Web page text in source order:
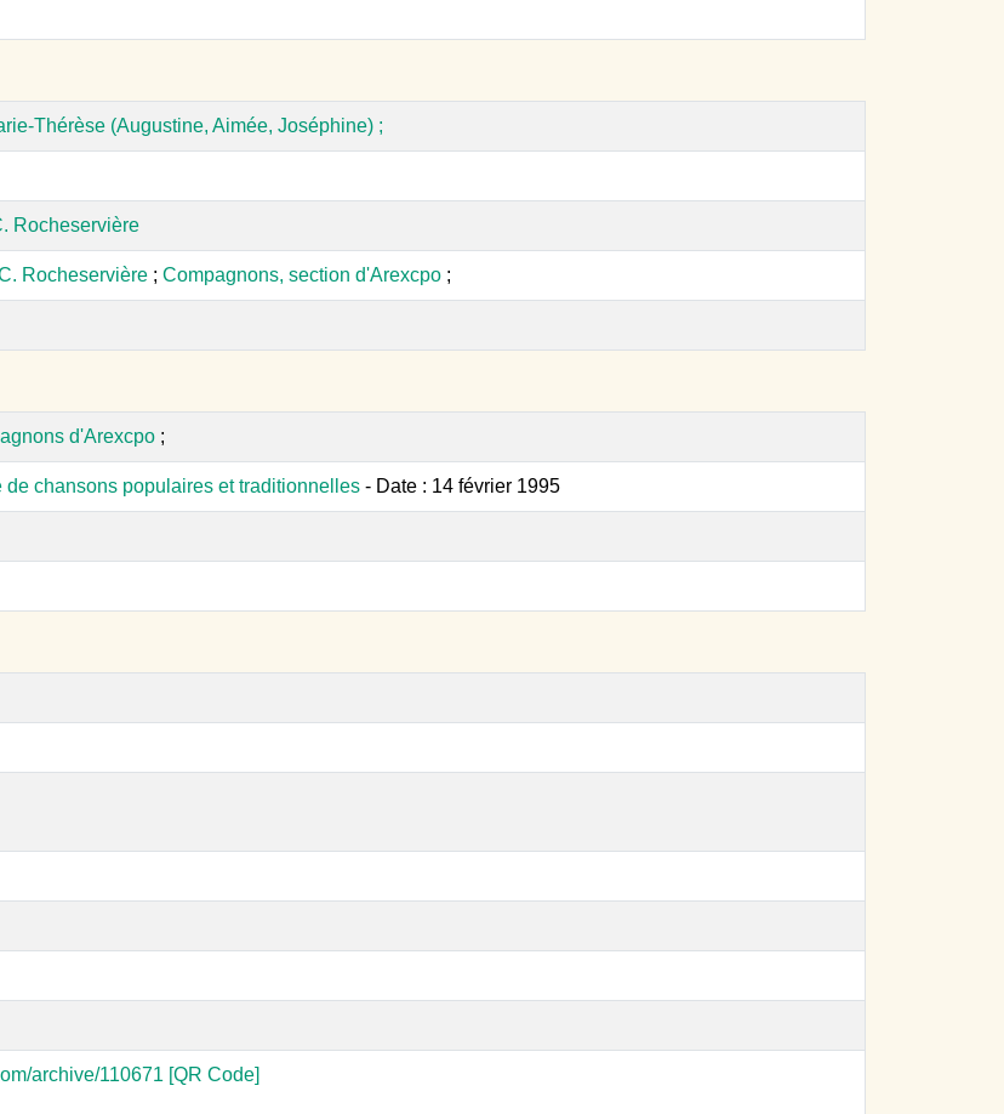
Thérèse (Augustine, Aimée, Joséphine) ;
Rocheservière
Rocheservière ; Compagnons, section d'Arexcpo ;
d'Arexcpo ;
de chansons populaires et traditionnelles - Date : 14 février 1995
archive/110671 [QR Code]